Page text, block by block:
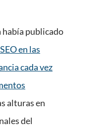
publicado
en las
cada vez
alturas en
del